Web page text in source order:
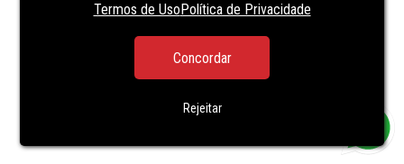
Termos de UsoPolítica de Privacidade
Concordar
Rejeitar